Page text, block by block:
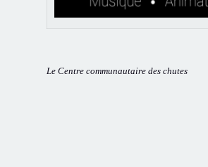
Le Centre communautaire des chutes